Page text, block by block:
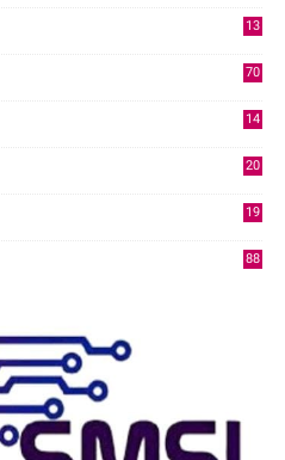
13
70
14
20
19
88